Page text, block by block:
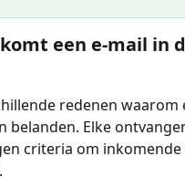
een e-mail in
redenen waarom
belanden. Elke
criteria om inkomende